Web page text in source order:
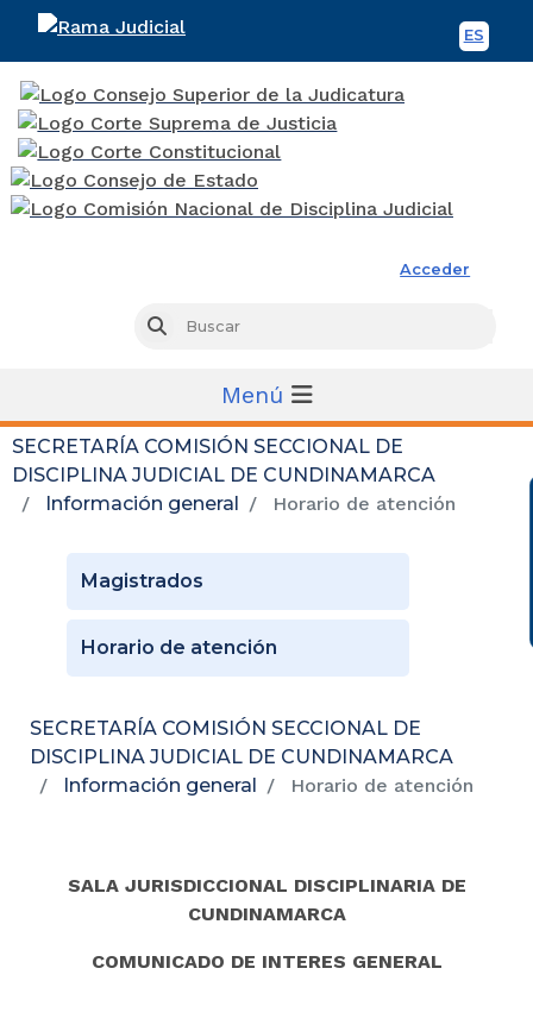
ES
Acceder
Buscar
Menú
SECRETARÍA COMISIÓN SECCIONAL DE
DISCIPLINA JUDICIAL DE CUNDINAMARCA
Información general
Horario de atención
Magistrados
Horario de atención
SECRETARÍA COMISIÓN SECCIONAL DE
DISCIPLINA JUDICIAL DE CUNDINAMARCA
Información general
Horario de atención
SALA JURISDICCIONAL DISCIPLINARIA DE
CUNDINAMARCA
COMUNICADO DE INTERES GENERAL